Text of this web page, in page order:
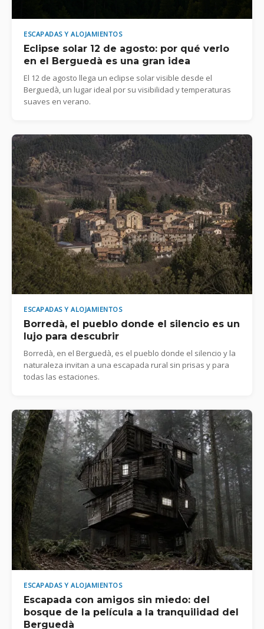
ESCAPADAS Y ALOJAMIENTOS
Eclipse solar 12 de agosto: por qué verlo
en el Berguedà es una gran idea
El 12 de agosto llega un eclipse solar visible desde el
Berguedà, un lugar ideal por su visibilidad y temperaturas
suaves en verano.
ESCAPADAS Y ALOJAMIENTOS
Borredà, el pueblo donde el silencio es un
lujo para descubrir
Borredà, en el Berguedà, es el pueblo donde el silencio y la
naturaleza invitan a una escapada rural sin prisas y para
todas las estaciones.
ESCAPADAS Y ALOJAMIENTOS
Escapada con amigos sin miedo: del
bosque de la película a la tranquilidad del
Berguedà